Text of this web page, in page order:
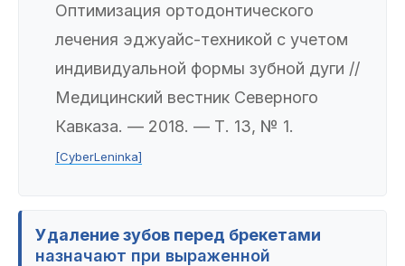
Оптимизация ортодонтического
лечения эджуайс-техникой с учетом
индивидуальной формы зубной дуги //
Медицинский вестник Северного
Кавказа. — 2018. — Т. 13, № 1.
[CyberLeninka]
Удаление зубов перед брекетами
назначают при выраженной